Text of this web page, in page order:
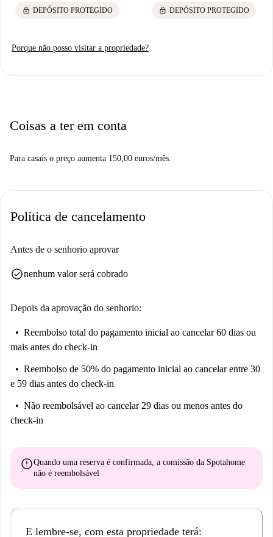
lock DEPÓSITO PROTEGIDO lock DEPÓSITO PROTEGIDO
Porque não posso visitar a propriedade?
Coisas a ter em conta
Para casais o preço aumenta 150,00 euros/mês.
Política de cancelamento
Antes de o senhorio aprovar
check_circlenenhum valor será cobrado
Depois da aprovação do senhorio:
Reembolso total do pagamento inicial ao cancelar 60 dias ou
mais antes do check-in
Reembolso de 50% do pagamento inicial ao cancelar entre 30
e 59 dias antes do check-in
Não reembolsável ao cancelar 29 dias ou menos antes do
check-in
errorQuando uma reserva é confirmada, a comissão da Spotahome
não é reembolsável
E lembre-se, com esta propriedade terá: